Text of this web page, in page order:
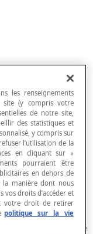
à des
.
restreint aux
les nombres
arithmétiques
que celles de
les renseignements
site (y compris votre
de notre site,
des statistiques et
y compris sur
l’utilisation de la
en cliquant sur «
pourraient être
en dehors de
la manière dont nous
droits d’accéder et
votre droit de retirer
politique sur la vie